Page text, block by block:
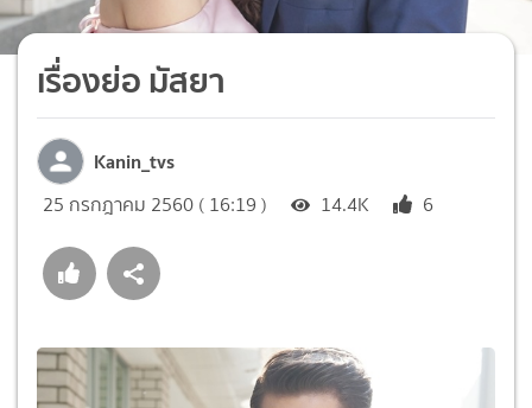
เรื่องย่อ มัสยา
Kanin_tvs
25 กรกฎาคม 2560 ( 16:19 ) 14.4K 6